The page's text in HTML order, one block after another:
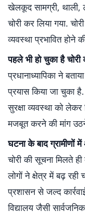
खेलकूद सामग्री, थाली,
चोरी कर लिया गया.
व्यवस्था प्रभावित होने
पहले भी हो चुका है चोरी
प्रधानाध्यापिका ने
प्रयास किया जा चुका
सुरक्षा व्यवस्था को लेकर
मजबूत करने की मांग
घटना के बाद ग्रामीणों
चोरी की सूचना मिलते
लोगों ने क्षेत्र में बढ़
प्रशासन से जल्द
विद्यालय जैसी